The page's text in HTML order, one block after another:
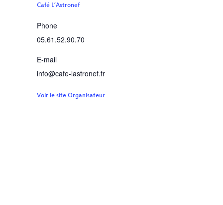
Café L’Astronef
Phone
05.61.52.90.70
E-mail
info@cafe-lastronef.fr
Voir le site Organisateur